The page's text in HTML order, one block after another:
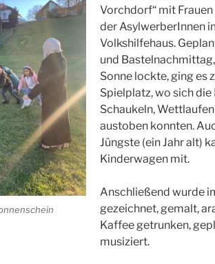
Vorchdorf“ mit
der AsylwerberInnen
Volkshilfehaus.
und
Sonne lockte, ging es
Spielplatz, wo sich
Schaukeln,
austoben konnten.
Jüngste (ein Jahr alt)
Kinderwagen mit.
Anschließend wurde
gezeichnet, gemalt,
Kaffee getrunken,
musiziert.